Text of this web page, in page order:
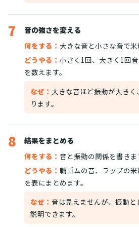
7
音の強さを変える
何をする： 大きな音と小さな音で米
どうやる： 小さく1回、大きく1回
を数えます。
なぜ： 大きな音ほど振動が大き
ります。
8
結果をまとめる
何をする： 音と振動の関係を書きま
どうやる： 輪ゴムの音、ラップの
を表にまとめます。
なぜ： 音は見えませんが、振動
説明できます。